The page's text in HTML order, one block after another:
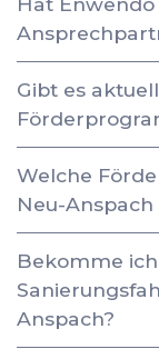
Gibt es
Welche
Neu-Anspach
Bekomme
Anspach?